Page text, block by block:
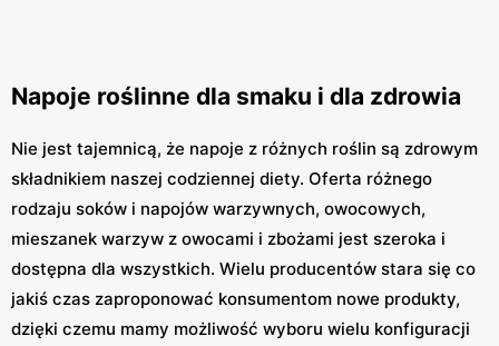
Napoje roślinne dla smaku i dla zdrowia
Nie jest tajemnicą, że napoje z różnych roślin są zdrowym
składnikiem naszej codziennej diety. Oferta różnego
rodzaju soków i napojów warzywnych, owocowych,
mieszanek warzyw z owocami i zbożami jest szeroka i
dostępna dla wszystkich. Wielu producentów stara się co
jakiś czas zaproponować konsumentom nowe produkty,
dzięki czemu mamy możliwość wyboru wielu konfiguracji